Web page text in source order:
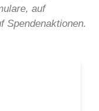
auf
Spendenaktionen.